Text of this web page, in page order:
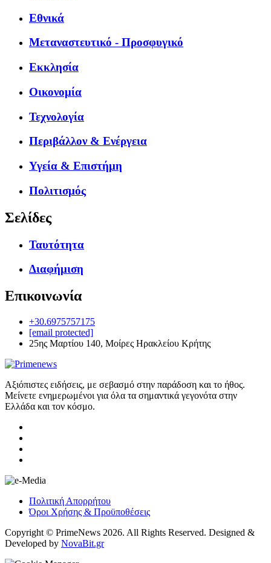
Εθνικά
Μεταναστευτικό - Προσφυγικό
Εκκλησία
Οικονομία
Τεχνολογία
Περιβάλλον & Ενέργεια
Υγεία & Επιστήμη
Πολιτισμός
Σελίδες
Ταυτότητα
Διαφήμιση
Επικοινωνία
+30.6975757175
[email protected]
25ης Μαρτίου 140, Μοίρες Ηρακλείου Κρήτης
Αξιόπιστες ειδήσεις, με σεβασμό στην παράδοση και το ήθος.
Μείνετε ενημερωμένοι για όλα τα σημαντικά γεγονότα στην
Ελλάδα και τον κόσμο.
Πολιτική Απορρήτου
Όροι Χρήσης & Προϋποθέσεις
Copyright © PrimeNews 2026. All Rights Reserved. Designed &
Developed by NovaBit.gr